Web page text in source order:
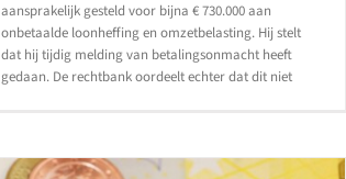
aansprakelijk gesteld voor bijna € 730.000 aan
onbetaalde loonheffing en omzetbelasting. Hij stelt
dat hij tijdig melding van betalingsonmacht heeft
gedaan. De rechtbank oordeelt echter dat dit niet